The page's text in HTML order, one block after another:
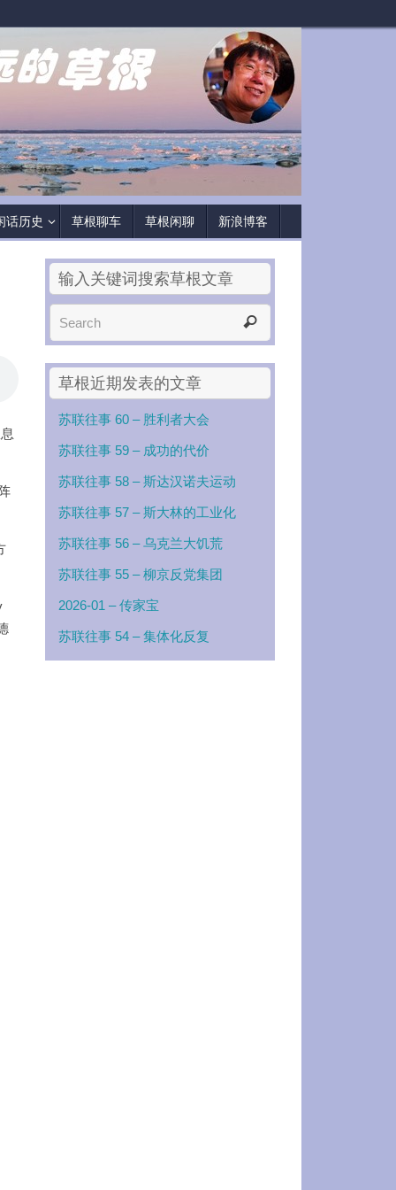
话历史 草根聊车 草根闲聊 新浪博客
输入关键词搜索草根文章
草根近期发表的文章
苏联往事 60 – 胜利者大会
苏联往事 59 – 成功的代价
苏联往事 58 – 斯达汉诺夫运动
苏联往事 57 – 斯大林的工业化
苏联往事 56 – 乌克兰大饥荒
苏联往事 55 – 柳京反党集团
2026-01 – 传家宝
苏联往事 54 – 集体化反复